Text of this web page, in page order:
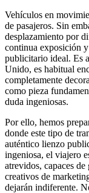
Vehículos en
de pasajeros. Sin
desplazamiento por
continua exposición
publicitario ideal. Es
Unido, es habitual
completamente
como pieza
duda ingeniosas.
Por ello, hemos
donde este tipo de
auténtico lienzo
ingeniosa, el viajero
atrevidos, capaces
creativos de
dejarán indiferente.